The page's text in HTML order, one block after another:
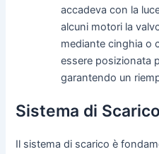
accadeva con la
alcuni motori la
mediante cinghia o
essere posizionata
garantendo un
Sistema di Scarico
Il sistema di scarico è